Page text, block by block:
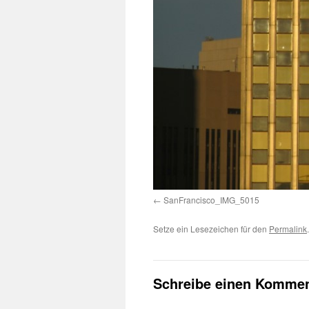
SanFrancisco_IMG_5015
Setze ein Lesezeichen für den Permalink.
Schreibe einen